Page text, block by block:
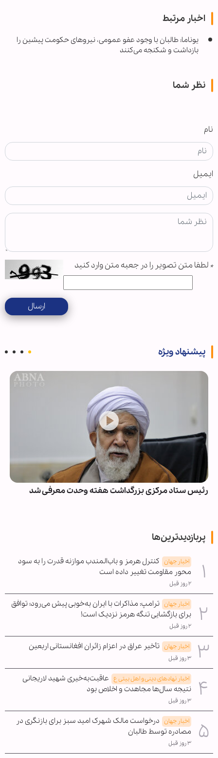
اخبار مرتبط
یوناما: طالبان با وجود عفو عمومی، نیروهای حکومت پیشین را
بازداشت و شکنجه می‌کنند
نظر شما
نام
ایمیل
* لطفا متن تصویر را در جعبه متن وارد کنید
ارسال
پیشنهاد ویژه
رئیس ستاد مرکزی بزرگداشت هفته وحدت معرفی شد
پربازدیدترین‌ها
اخبار جهان کنترل هرمز و باب‌المندب موازنه قدرت را به سود
محور مقاومت تغییر داده است
۲ روز قبل
اخبار جهان ترامپ: مذاکرات با ایران به‌خوبی پیش می‌رود؛ توافق
برای بازگشایی تنگه هرمز نزدیک است!
۲ روز قبل
اخبار جهان تأخیر عراق در اعزام زائران افغانستانی اربعین
۳ روز قبل
اخبار نهادهای دینی و اهل بیتی ع عاقبت‌به‌خیری شهید لاریجانی
نتیجه سال‌ها مجاهدت و اخلاص بود
۳ روز قبل
اخبار جهان درخواست مالک شهرک امید سبز برای بازنگری در
مصادره توسط طالبان
۳ روز قبل